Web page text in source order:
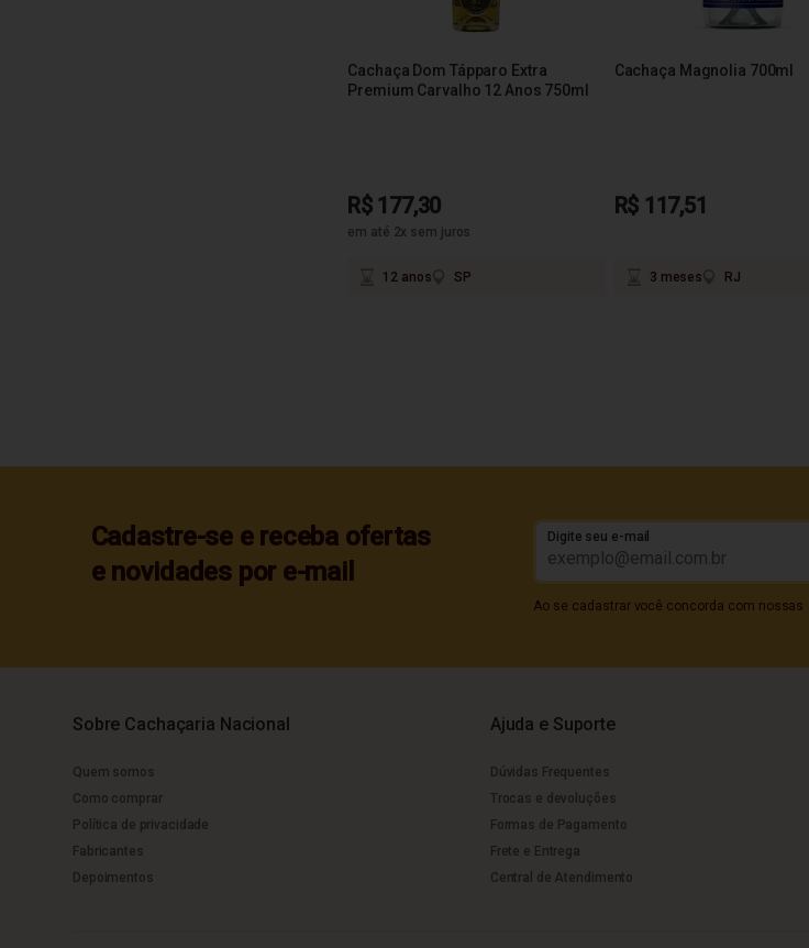
Cachaça Dom Tápparo Extra
Premium Carvalho 12 Anos 750ml
R$ 177,30
em até 2x sem juros
12 anos SP
Cachaça Magnolia 700ml
R$ 117,51
3 meses RJ
Cadastre-se e receba ofertas
e novidades por e-mail
Digite seu e-mail
Ao se cadastrar você concorda com nossas
Sobre Cachaçaria Nacional
Quem somos
Como comprar
Política de privacidade
Fabricantes
Depoimentos
Ajuda e Suporte
Dúvidas Frequentes
Trocas e devoluções
Formas de Pagamento
Frete e Entrega
Central de Atendimento